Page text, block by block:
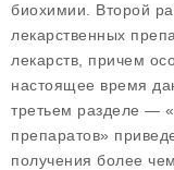
биохимии. Второй
лекарственных
лекарств, причем
настоящее время
третьем разделе —
препаратов»
получения более